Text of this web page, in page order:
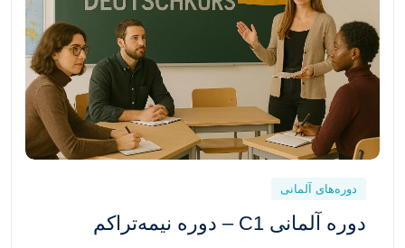
دوره‌های آلمانی
دوره آلمانی C1 – دوره نیمه‌تراکم